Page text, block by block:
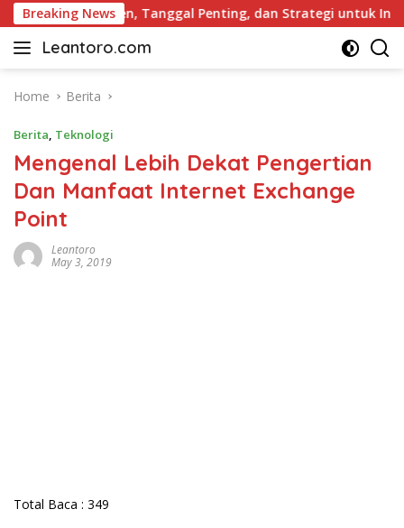
Skip
to
content
Breaking News
Daftar Dividen, Tanggal Penting, dan Strategi untuk Investor
Leantoro.com
Jasa
Artikel,
dan
Digital
Marketing
–
Ciptakan
Membangun
Citra
Home Berita
Berita, Teknologi
Mengenal Lebih Dekat Pengertian
Dan Manfaat Internet Exchange
Point
Leantoro
May 3, 2019
Total Baca : 349